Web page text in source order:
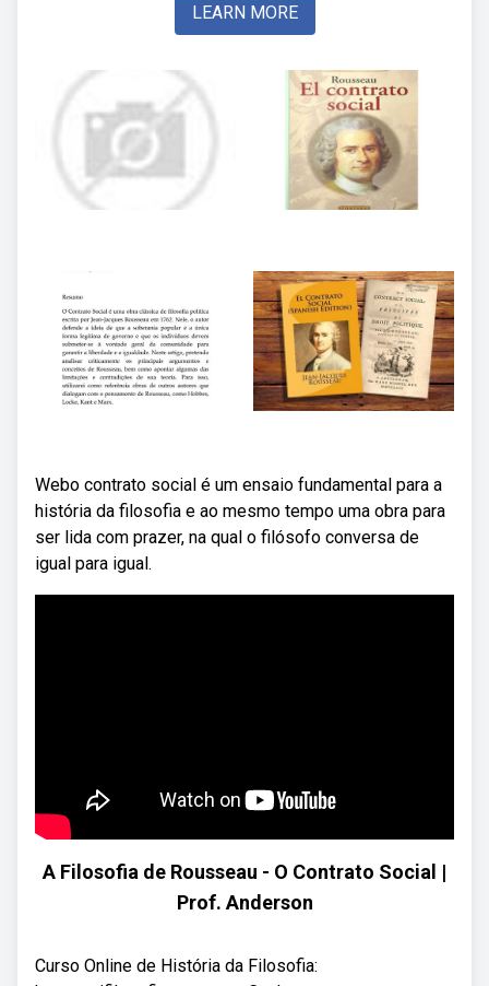
LEARN MORE
Webo contrato social é um ensaio fundamental para a
história da filosofia e ao mesmo tempo uma obra para
ser lida com prazer, na qual o filósofo conversa de
igual para igual.
A Filosofia de Rousseau - O Contrato Social |
Prof. Anderson
Curso Online de História da Filosofia: